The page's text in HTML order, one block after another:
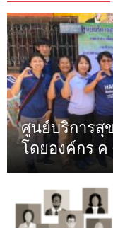
ศูนย์บริการสุ
โดยองค์กร ค